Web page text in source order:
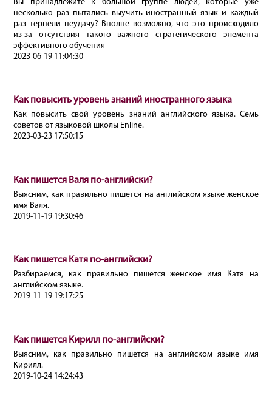
Вы принадлежите к большой группе людей, которые уже
несколько раз пытались выучить иностранный язык и каждый
раз терпели неудачу? Вполне возможно, что это происходило
из-за отсутствия такого важного стратегического элемента
эффективного обучения
2023-06-19 11:04:30
Как повысить уровень знаний иностранного языка
Как повысить свой уровень знаний английского языка. Семь
советов от языковой школы Enline.
2023-03-23 17:50:15
Как пишется Валя по-английски?
Выясним, как правильно пишется на английском языке женское
имя Валя.
2019-11-19 19:30:46
Как пишется Катя по-английски?
Разбираемся, как правильно пишется женское имя Катя на
английском языке.
2019-11-19 19:17:25
Как пишется Кирилл по-английски?
Выясним, как правильно пишется на английском языке имя
Кирилл.
2019-10-24 14:24:43